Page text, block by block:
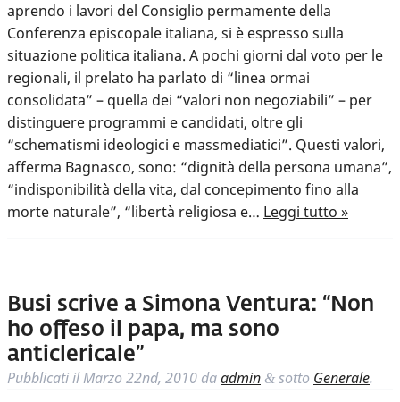
aprendo i lavori del Consiglio permamente della
Conferenza episcopale italiana, si è espresso sulla
situazione politica italiana. A pochi giorni dal voto per le
regionali, il prelato ha parlato di “linea ormai
consolidata” – quella dei “valori non negoziabili” – per
distinguere programmi e candidati, oltre gli
“schematismi ideologici e massmediatici”. Questi valori,
afferma Bagnasco, sono: “dignità della persona umana”,
“indisponibilità della vita, dal concepimento fino alla
morte naturale”, “libertà religiosa e… Leggi tutto »
Busi scrive a Simona Ventura: “Non
ho offeso il papa, ma sono
anticlericale”
Pubblicati ilMarzo 22nd, 2010 daadmin & sotto Generale.